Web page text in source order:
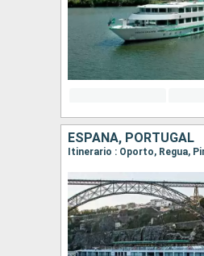
ESPAÑA, PORTUGAL